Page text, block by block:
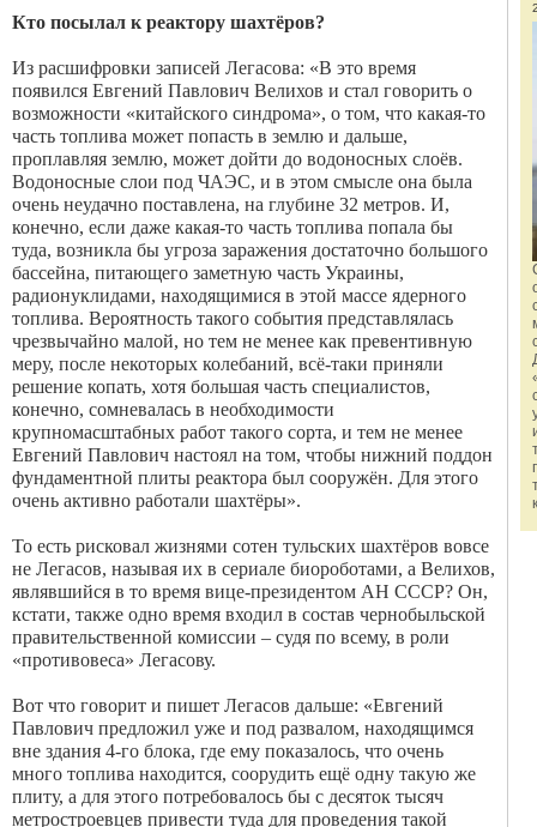
Кто посылал к реактору шахтёров?
Из расшифровки записей Легасова: «В это время
появился Евгений Павлович Велихов и стал говорить о
возможности «китайского синдрома», о том, что какая-то
часть топ­лива может попасть в землю и дальше,
проплавляя землю, может дойти до водоносных слоёв.
Водоносные слои под ЧАЭС, и в этом смысле она была
очень неудачно поставлена, на глубине 32 метров. И,
конечно, если даже какая-то часть топлива попала бы
туда, возникла бы угроза заражения достаточно большого
бассейна, питающего заметную часть Украины,
радионуклидами, находящимися в этой массе ядерного
топлива. Вероятность такого события представлялась
чрезвычайно малой, но тем не менее как превентивную
меру, после некоторых колебаний, всё-таки приняли
решение копать, хотя большая часть специалистов,
конечно, сомневалась в необходимости
крупномасштабных работ такого сорта, и тем не менее
Евгений Павлович настоял на том, чтобы нижний поддон
фундаментной плиты реактора был сооружён. Для этого
очень активно работали шахтёры».
То есть рисковал жизнями сотен тульских шахтёров вовсе
не Легасов, называя их в сериале биороботами, а Велихов,
являвшийся в то время вице-президентом АН СССР? Он,
кстати, также одно время входил в состав чернобыльской
правительственной комиссии – судя по всему, в роли
«противовеса» Легасову.
Вот что говорит и пишет Легасов дальше: «Евгений
Павлович предложил уже и под развалом, находящимся
вне здания 4-го блока, где ему показалось, что очень
много топ­лива находится, соорудить ещё одну такую же
плиту, а для этого потребовалось бы с десяток тысяч
метростроевцев привести туда для проведения такой